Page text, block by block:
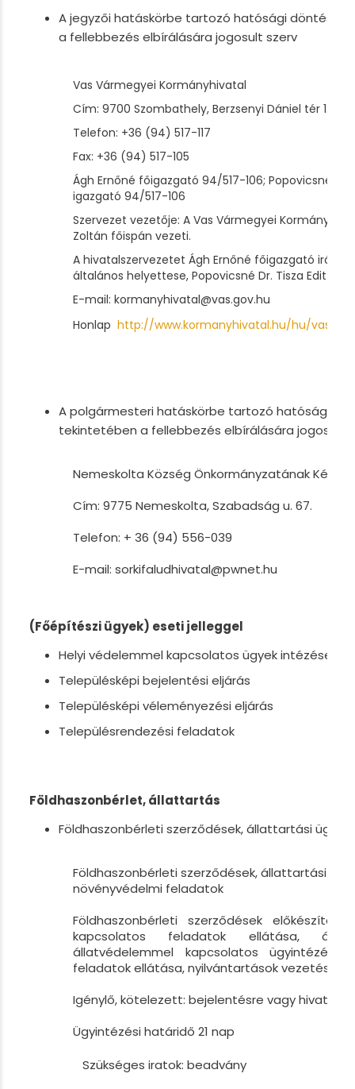
A jegyzői hatáskörbe tartozó hatósági döntések
a fellebbezés elbírálására jogosult szerv
Vas Vármegyei Kormányhivatal
Cím: 9700 Szombathely, Berzsenyi Dániel tér 1.
Telefon: +36 (94) 517-117
Fax: +36 (94) 517-105
Ágh Ernőné főigazgató 94/517-106; Popovicsné dr.
igazgató 94/517-106
Szervezet vezetője: A Vas Vármegyei
Zoltán főispán vezeti.
A hivatalszervezetet Ágh Ernőné főigazgató
általános helyettese, Popovicsné Dr. Tisza Edit
E-mail: kormanyhivatal@vas.gov.hu
Honlap http://www.kormanyhivatal.hu/hu/vas
A polgármesteri hatáskörbe tartozó hatósági
tekintetében a fellebbezés elbírálására jogosult
Nemeskolta Község Önkormányzatának
Cím: 9775 Nemeskolta, Szabadság u. 67.
Telefon: + 36 (94) 556-039
E-mail: sorkifaludhivatal@pwnet.hu
(Főépítészi ügyek) eseti jelleggel
Helyi védelemmel kapcsolatos ügyek intézése
Településképi bejelentési eljárás
Településképi véleményezési eljárás
Településrendezési feladatok
Földhaszonbérlet, állattartás
Földhaszonbérleti szerződések, állattartási
Földhaszonbérleti szerződések, állattartási
növényvédelmi feladatok
Földhaszonbérleti szerződések
kapcsolatos feladatok ellátása,
állatvédelemmel kapcsolatos ügyintézés,
feladatok ellátása, nyilvántartások vezetése
Igénylő, kötelezett: bejelentésre vagy
Ügyintézési határidő 21 nap
Szükséges iratok: beadvány